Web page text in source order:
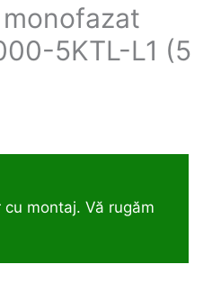
5KTL-L1 (5
montaj. Vă rugăm